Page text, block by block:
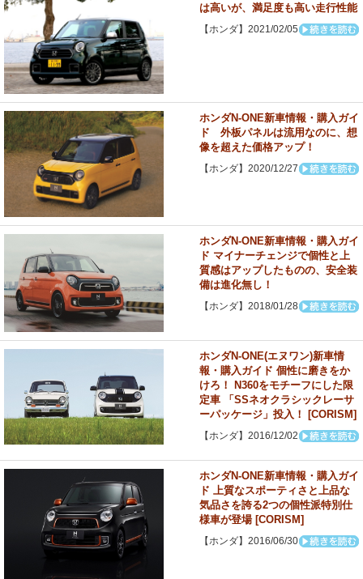
は高いが、満足度も高い走行性能
【ホンダ】2021/02/05
ホンダN-ONE新車情報・購入ガイ
ド 外板パネルは流用なのに、想
像を超えた価格アップ！
【ホンダ】2020/12/27
ホンダN-ONE新車情報・購入ガイ
ド マイナーチェンジで個性と上
質感はアップしたものの、安全装
備は進化無し！
【ホンダ】2018/01/28
ホンダN-ONE(エヌワン)新車情
報・購入ガイド 個性に磨きをか
けろ！ N360をモチーフにした限
定車 「SSネオクラシックレーサ
ーパッケージ」投入！ [CORISM]
【ホンダ】2016/12/02
ホンダN-ONE新車情報・購入ガイ
ド 上質なスポーティさと上品な
気品さを誇る2つの個性派特別仕
様車が登場 [CORISM]
【ホンダ】2016/06/30